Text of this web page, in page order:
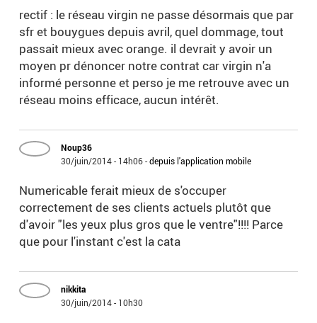
rectif : le réseau virgin ne passe désormais que par
sfr et bouygues depuis avril, quel dommage, tout
passait mieux avec orange. il devrait y avoir un
moyen pr dénoncer notre contrat car virgin n'a
informé personne et perso je me retrouve avec un
réseau moins efficace, aucun intérêt.
Noup36
30/juin/2014 - 14h06-depuis l'application mobile
Numericable ferait mieux de s'occuper
correctement de ses clients actuels plutôt que
d'avoir "les yeux plus gros que le ventre"!!!! Parce
que pour l'instant c'est la cata
nikkita
30/juin/2014 - 10h30